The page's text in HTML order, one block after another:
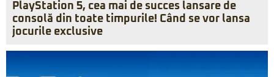
PlayStation 5, cea mai de succes lansare de
consolă din toate timpurile! Când se vor lansa
jocurile exclusive